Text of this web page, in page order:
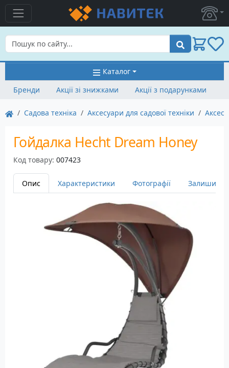
Пошук
Каталог
Бренди
Акції зі знижками Акції з подарунками
Садова техніка Аксесуари для садової техніки
Гойдалка Hecht Dream Honey
Код товару: 007423
Опис Характеристики Фотографії Залишити